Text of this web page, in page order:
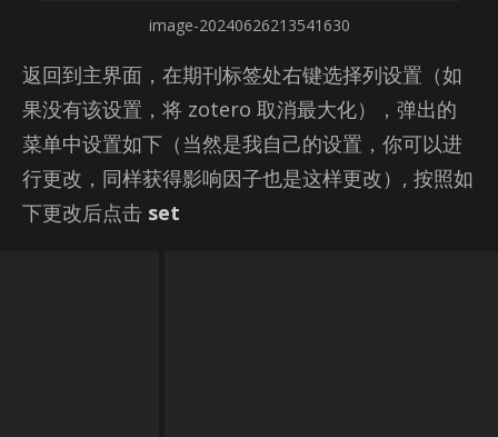
image-20240626213541630
返回到主界面，在期刊标签处右键选择列设置（如
果没有该设置，将 zotero 取消最大化），弹出的
菜单中设置如下（当然是我自己的设置，你可以进
行更改，同样获得影响因子也是这样更改）, 按照如
下更改后点击 set